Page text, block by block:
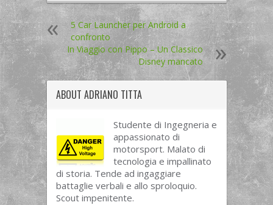
5 Car Launcher per Android a
confronto
In Viaggio con Pippo – Un Classico
Disney mancato
ABOUT ADRIANO TITTA
Studente di Ingegneria e
appassionato di
motorsport. Malato di
tecnologia e impallinato
di storia. Tende ad ingaggiare
battaglie verbali e allo sproloquio.
Scout impenitente.